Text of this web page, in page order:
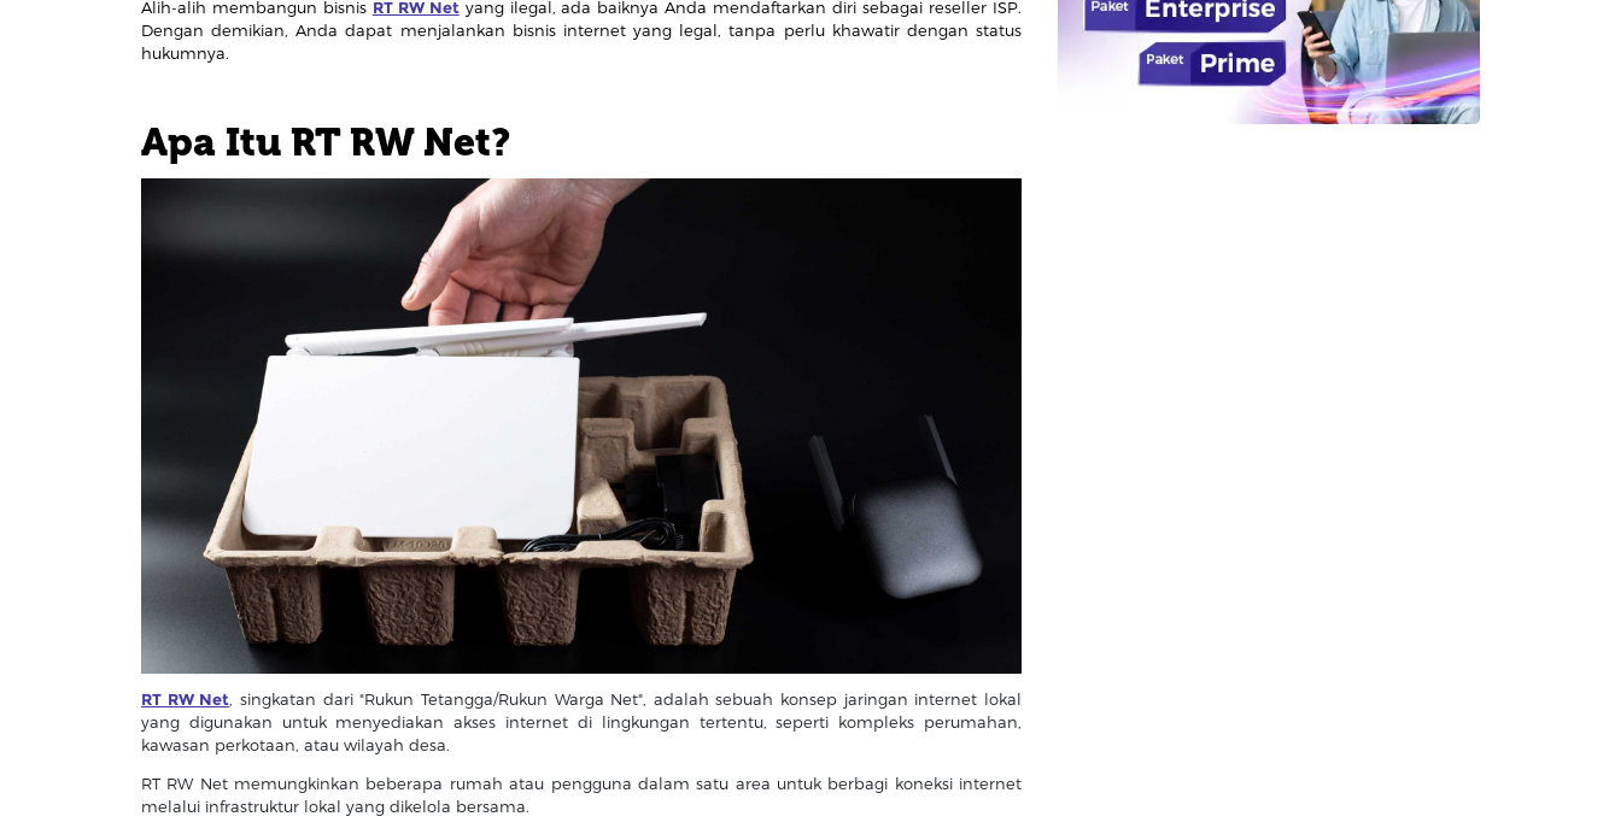
Alih-alih membangun bisnis RT RW Netyang ilegal, ada baiknya Anda mendaftarkan diri sebagai reseller ISP.
Dengan demikian, Anda dapat menjalankan bisnis internet yang legal, tanpa perlu khawatir dengan status
hukumnya.
Apa Itu RT RW Net?
RT RW Net , singkatan dari "Rukun Tetangga/Rukun Warga Net", adalah sebuah konsep jaringan internet lokal
yang digunakan untuk menyediakan akses internet di lingkungan tertentu, seperti kompleks perumahan,
kawasan perkotaan, atau wilayah desa.
RT RW Net memungkinkan beberapa rumah atau pengguna dalam satu area untuk berbagi koneksi internet
melalui infrastruktur lokal yang dikelola bersama.